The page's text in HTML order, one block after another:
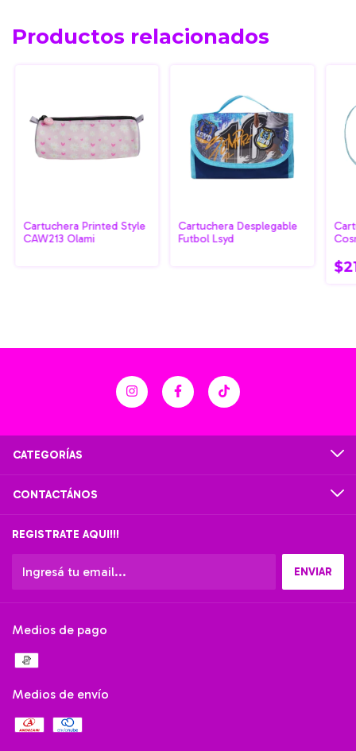
Productos relacionados
Cartuchera Printed Style
CAW213 Olami
Cartuchera Desplegable
Futbol Lsyd
CATEGORÍAS
CONTACTÁNOS
REGISTRATE AQUI!!!
Medios de pago
Medios de envío